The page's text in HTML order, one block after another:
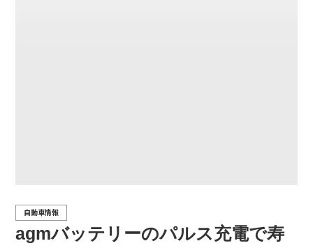
agmバッテリーのパルス充電で寿
自動車情報